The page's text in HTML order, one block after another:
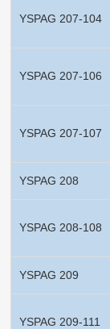
YSPAG 207-104
YSPAG 207-106
YSPAG 207-107
YSPAG 208
YSPAG 208-108
YSPAG 209
YSPAG 209-111